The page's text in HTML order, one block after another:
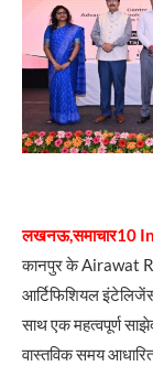
लखनऊ,समाचार10
कानपुर के Airawat
आर्टिफिशियल
साथ एक महत्वपूर्ण
वास्तविक समय